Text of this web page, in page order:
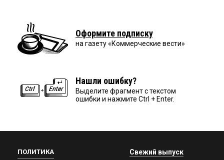
Оформите подписку
на газету «Коммерческие вести»
Нашли ошибку?
Выделите фрагмент с текстом
ошибки и нажмите Ctrl + Enter.
ПОЛИТИКА Свежий выпуск